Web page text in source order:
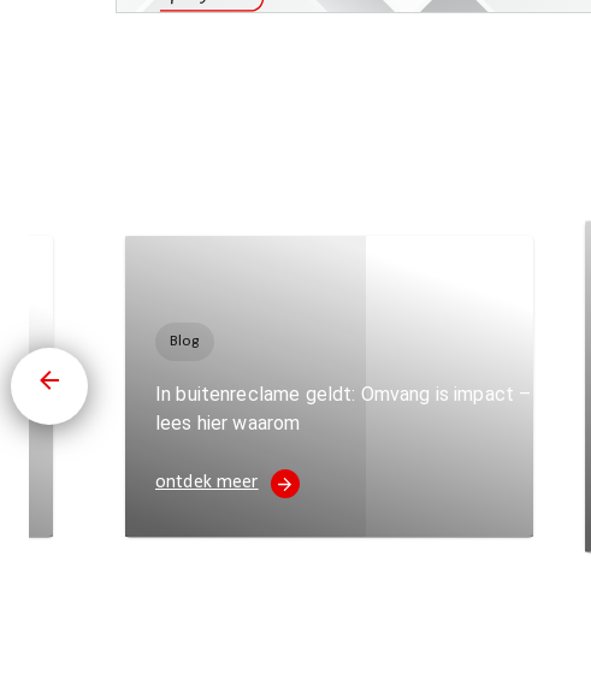
Blog
In buitenreclame geldt: Omvang is impact –
lees hier waarom
ontdek meer